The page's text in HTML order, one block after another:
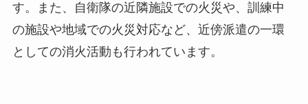
す。また、自衛隊の近隣施設での火災や、訓練中
の施設や地域での火災対応など、近傍派遣の一環
としての消火活動も行われています。